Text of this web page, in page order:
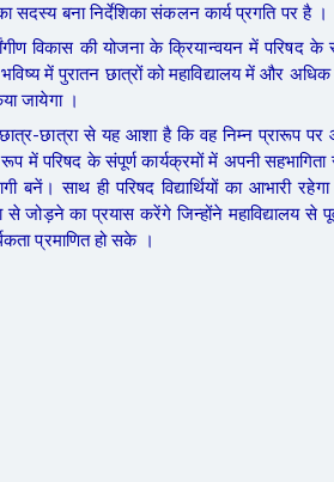
सदस्य बना निर्देशिका संकलन कार्य प्रगति पर है ।
विकास की योजना के क्रियान्वयन में परिषद के
में पुरातन छात्रों को महाविद्यालय में और
जायेगा ।
छात्रा से यह आशा है कि वह निम्न प्रारूप
परिषद के संपूर्ण कार्यक्रमों में अपनी सहभागिता
साथ ही परिषद विद्यार्थियों का आभारी
का प्रयास करेंगे जिन्होंने महाविद्यालय से
प्रमाणित हो सके ।